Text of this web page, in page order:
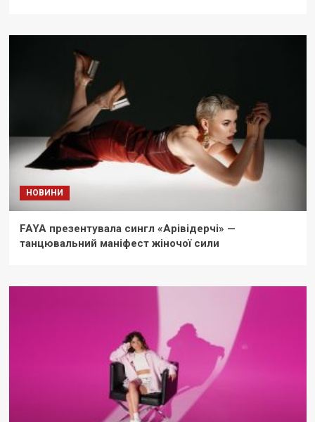
НОВИНИ
FAYA презентувала сингл «Арівідерчі» —
танцювальний маніфест жіночої сили